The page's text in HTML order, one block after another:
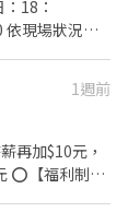
- 18:30 ​晚
升機制： 晉
保、免費年度
質感員工制
聊聊！
責擺盤、打包
1週前
再加$10元，